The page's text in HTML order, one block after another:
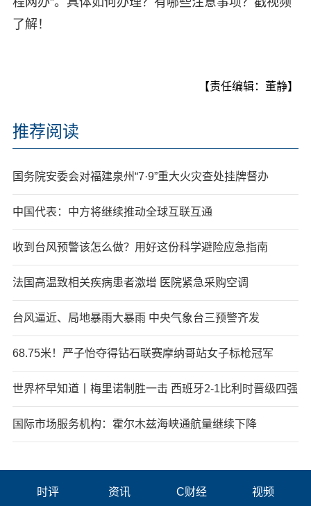
了解！
【责任编辑：董静】
推荐阅读
国务院安委会对福建泉州“7·9”重大火灾查处挂牌督办
中国代表：中方将继续推动全球互联互通
收到台风预警该怎么做？用好这份科学避险应急指南
法国高温致相关疾病患者激增 医院紧急采购空调
台风逼近、局地暴雨大暴雨 中央气象台三预警齐发
68.75米！严子怡夺得钻石联赛摩纳哥站女子标枪冠军
世界杯早知道丨梅里诺制胜一击 西班牙2-1比利时晋级四强
国际市场服务机构：霍尔木兹海峡通航量继续下降
时评 资讯 C财经 视频